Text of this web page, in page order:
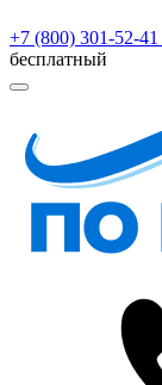
+7 (800) 301-52-41
бесплатный